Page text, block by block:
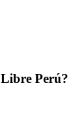
Perú?